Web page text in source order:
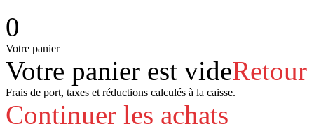
0
Votre panier
Votre panier est vide
Frais de port, taxes et réductions calculés à la caisse.
Continuer les achats